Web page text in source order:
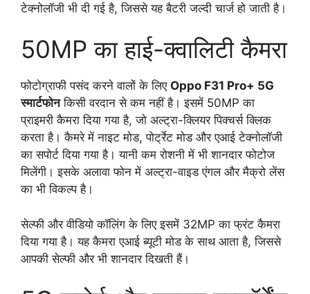
टेक्नोलॉजी भी दी गई है, जिससे यह बैटरी जल्दी चार्ज हो जाती है।
50MP का हाई-क्वालिटी कैमरा
फोटोग्राफी पसंद करने वालों के लिए Oppo F31 Pro+ 5G
स्मार्टफोनकिसी वरदान से कम नहीं है। इसमें 50MP का
प्राइमरी कैमरा दिया गया है, जो अल्ट्रा-क्लियर पिक्चर्स क्लिक
करता है। कैमरे में नाइट मोड, पोर्ट्रेट मोड और एआई टेक्नोलॉजी
का सपोर्ट दिया गया है। यानी कम रोशनी में भी शानदार फोटोज
मिलेंगी। इसके अलावा फोन में अल्ट्रा-वाइड एंगल और मैक्रो लेंस
का भी विकल्प है।
सेल्फी और वीडियो कॉलिंग के लिए इसमें 32MP का फ्रंट कैमरा
दिया गया है। यह कैमरा एआई ब्यूटी मोड के साथ आता है, जिससे
आपकी सेल्फी और भी शानदार दिखती हैं।